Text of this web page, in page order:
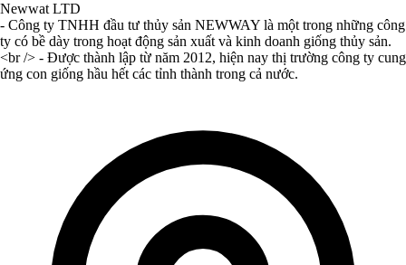
Newwat LTD
- Công ty TNHH đầu tư thủy sản NEWWAY là một trong những công
ty có bề dày trong hoạt động sản xuất và kinh doanh giống thủy sản.
<br /> - Được thành lập từ năm 2012, hiện nay thị trường công ty cung
ứng con giống hầu hết các tỉnh thành trong cả nước.